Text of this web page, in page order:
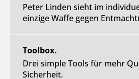
Peter Linden sieht im
einzige Waffe gegen
Toolbox.
Drei simple Tools für mehr
Sicherheit.